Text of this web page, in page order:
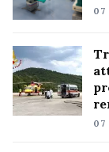
07
07